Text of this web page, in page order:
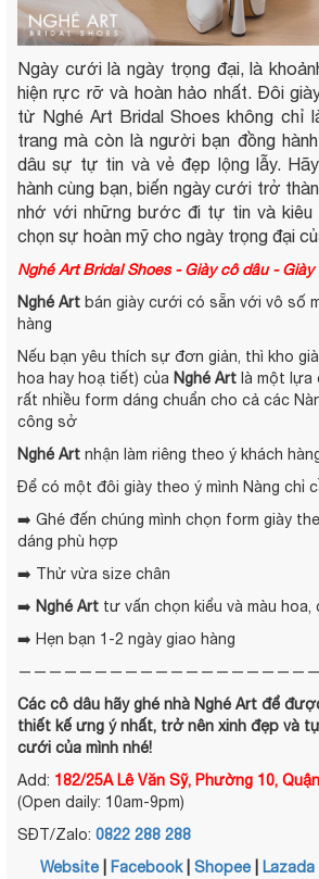
Ngày cưới là ngày trọng đại, là
hiện rực rỡ và hoàn hảo nhất. Đôi
từ Nghé Art Bridal Shoes không chỉ
trang mà còn là người bạn đồng
dâu sự tự tin và vẻ đẹp lộng lẫy.
hành cùng bạn, biến ngày cưới trở
nhớ với những bước đi tự tin và kiêu
chọn sự hoàn mỹ cho ngày trọng đại
Nghé Art Bridal Shoes - Giày cô dâu -
Nghé Art bán giày cưới có sẵn với vô số
hàng
Nếu bạn yêu thích sự đơn giản, thì kho
hoa hay hoạ tiết) của Nghé Art là một lựa
rất nhiều form dáng chuẩn cho cả các
công sở
Nghé Art nhận làm riêng theo ý khách
Để có một đôi giày theo ý mình Nàng chỉ
➡️ Ghé đến chúng mình chọn form giày
dáng phù hợp
➡️ Thử vừa size chân
➡️ Nghé Art tư vấn chọn kiểu và màu hoa,
➡️ Hẹn bạn 1-2 ngày giao hàng
Các cô dâu hãy ghé nhà Nghé Art để
thiết kế ưng ý nhất, trở nên xinh đẹp và
cưới của mình nhé!
Add: 182/25A Lê Văn Sỹ, Phường 10,
(Open daily: 10am-9pm)
SĐT/Zalo: 0822 288 288
Website| Facebook Shopee Lazada